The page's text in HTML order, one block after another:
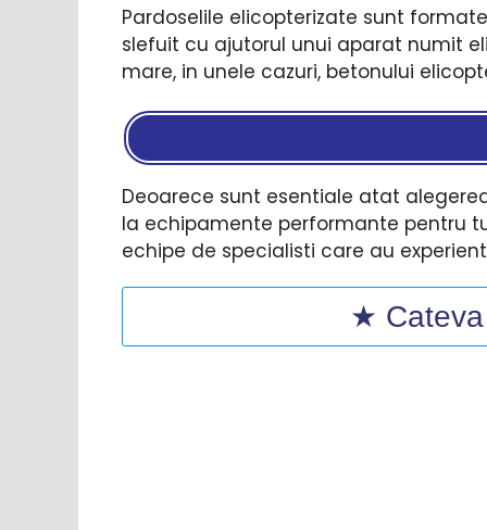
Pardoselile elicopterizate sunt
slefuit cu ajutorul unui aparat numit
mare, in unele cazuri, betonului
Deoarece sunt esentiale atat
la echipamente performante pentru
echipe de specialisti care au
★ Cateva